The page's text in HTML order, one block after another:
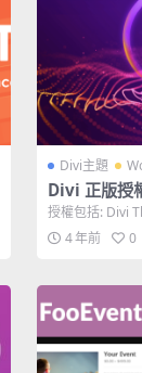
Divi主題
Divi 正版授
授權包括: Divi
er插...
4 年前 0